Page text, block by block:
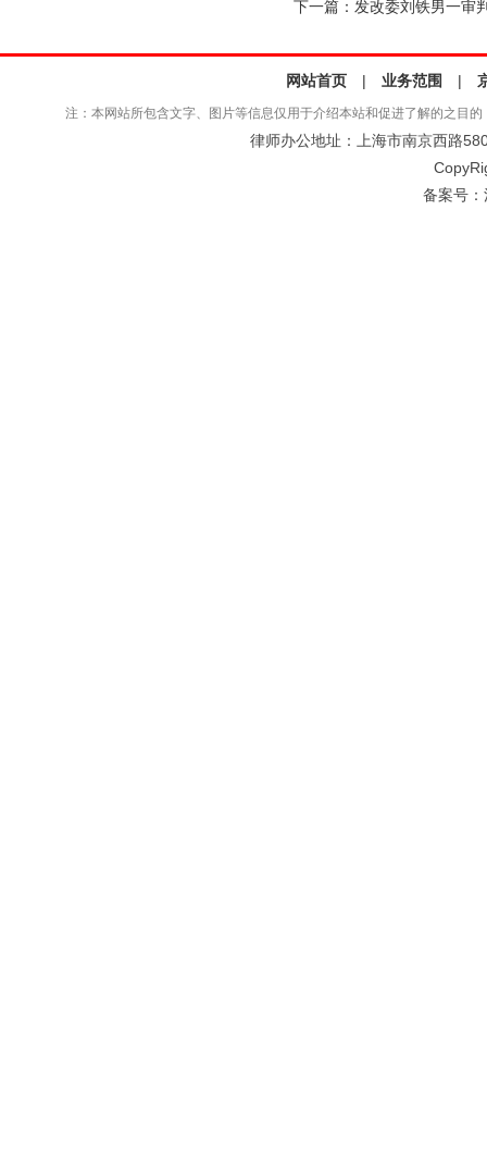
下一篇： 发改委刘铁男一审
网站首页 | 业务范围 |
注：本网站所包含文字、图片等信息仅用于介绍本站和促进了解的之目
律师办公地址：上海市南京西路
备案号：